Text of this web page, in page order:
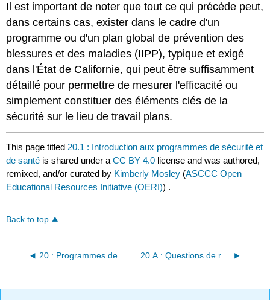
Il est important de noter que tout ce qui précède peut,
dans certains cas, exister dans le cadre d'un
programme ou d'un plan global de prévention des
blessures et des maladies (IIPP), typique et exigé
dans l'État de Californie, qui peut être suffisamment
détaillé pour permettre de mesurer l'efficacité ou
simplement constituer des éléments clés de la
sécurité sur le lieu de travail plans.
This page titled 20.1 : Introduction aux programmes de sécurité et
de santé is shared under aCC BY 4.0 license and was authored,
remixed, and/or curated by Kimberly Mosley (ASCCC Open
Educational Resources Initiative (OERI)) .
Back to top
20 : Programmes de sécurité et de santé 20.A : Questions de révision